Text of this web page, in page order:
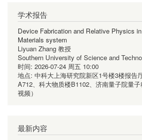
学术报告
Device Fabrication and Relative Physics
Materials system
Liyuan Zhang 教授
Southern University of Science and
时间: 2026-07-24 周五 10:00
地点: 中科大上海研究院新区1号楼3楼报告
A712、科大物质楼B1102、济南量子院量
视频）
最新内容